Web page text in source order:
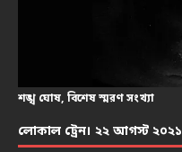
শঙ্খ ঘোষ, বিশেষ স্মরণ সংখ্যা
লোকাল ট্রেন। ২২ আগস্ট ২০২১